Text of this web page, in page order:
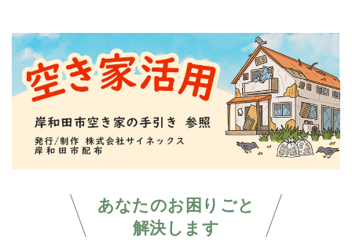
あなたのお困りごと
解決します